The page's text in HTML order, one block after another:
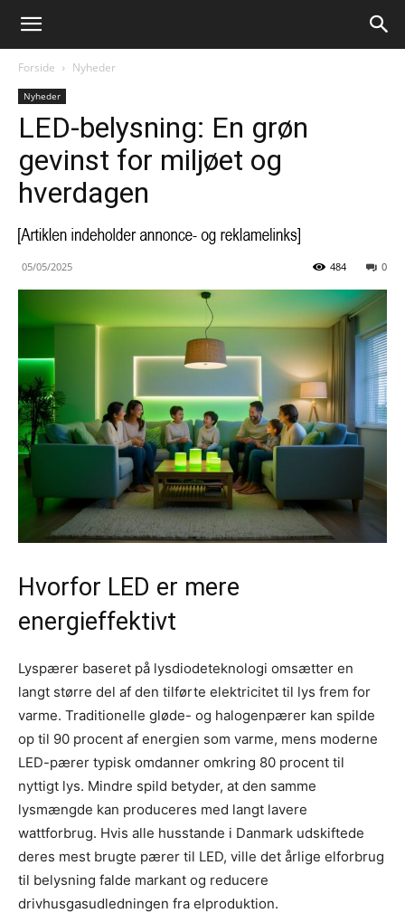
Forside Nyheder
Nyheder
LED-belysning: En grøn
gevinst for miljøet og
hverdagen
05/05/2025 0
484
Hvorfor LED er mere
energieffektivt
Lyspærer baseret på lysdiode­teknologi omsætter en
langt større del af den tilførte elektricitet til lys frem for
varme. Traditionelle gløde- og halogen­pærer kan spilde
op til 90 procent af energien som varme, mens moderne
LED-pærer typisk omdanner omkring 80 procent til
nyttigt lys. Mindre spild betyder, at den samme
lysmængde kan produceres med langt lavere
wattforbrug. Hvis alle husstande i Danmark udskiftede
deres mest brugte pærer til LED, ville det årlige elforbrug
til belysning falde markant og reducere
drivhusgasudledningen fra elproduktion.